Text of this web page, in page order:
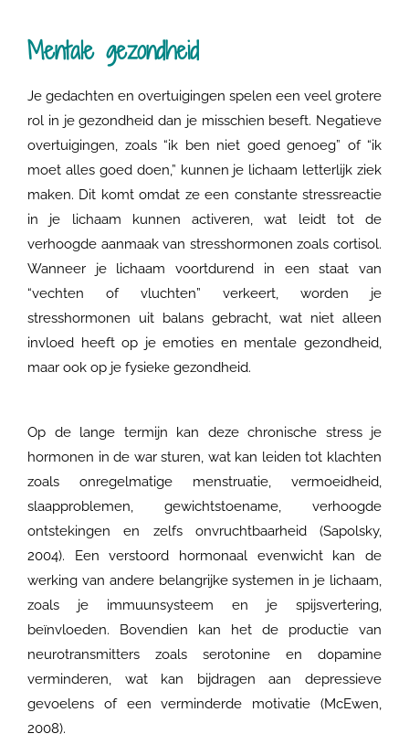
Mentale gezondheid
Je gedachten en overtuigingen spelen een veel grotere
rol in je gezondheid dan je misschien beseft. Negatieve
overtuigingen, zoals “ik ben niet goed genoeg” of “ik
moet alles goed doen,” kunnen je lichaam letterlijk ziek
maken. Dit komt omdat ze een constante stressreactie
in je lichaam kunnen activeren, wat leidt tot de
verhoogde aanmaak van stresshormonen zoals cortisol.
Wanneer je lichaam voortdurend in een staat van
“vechten of vluchten” verkeert, worden je
stresshormonen uit balans gebracht, wat niet alleen
invloed heeft op je emoties en mentale gezondheid,
maar ook op je fysieke gezondheid.
Op de lange termijn kan deze chronische stress je
hormonen in de war sturen, wat kan leiden tot klachten
zoals onregelmatige menstruatie, vermoeidheid,
slaapproblemen, gewichtstoename, verhoogde
ontstekingen en zelfs onvruchtbaarheid (Sapolsky,
2004). Een verstoord hormonaal evenwicht kan de
werking van andere belangrijke systemen in je lichaam,
zoals je immuunsysteem en je spijsvertering,
beïnvloeden. Bovendien kan het de productie van
neurotransmitters zoals serotonine en dopamine
verminderen, wat kan bijdragen aan depressieve
gevoelens of een verminderde motivatie (McEwen,
2008).